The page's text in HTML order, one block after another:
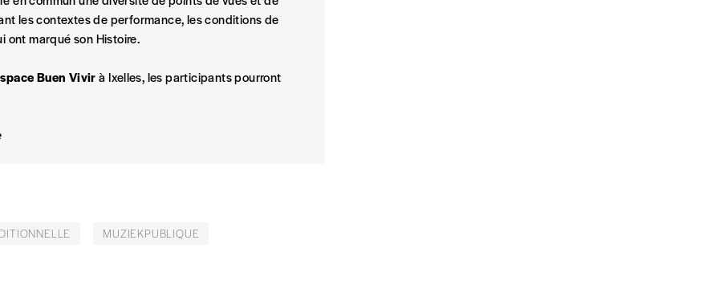
les contextes de performance, les conditions de
ont marqué son Histoire.
Buen Vivirà Ixelles, les participants pourront
MUZIEKPUBLIQUE